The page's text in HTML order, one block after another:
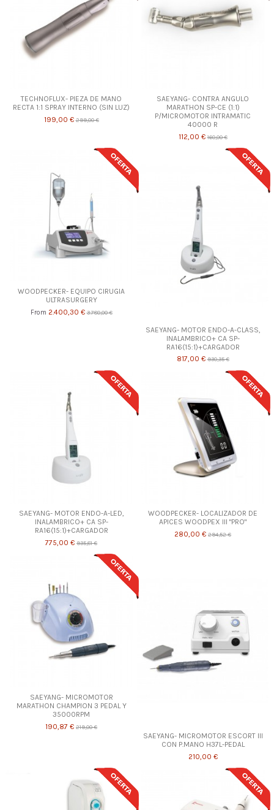
TECHNOFLUX- PIEZA DE MANO
RECTA 1:1 SPRAY INTERNO (SIN LUZ)
199,00 €299,00 €
SAEYANG- CONTRA ANGULO
MARATHON SP-CE (1:1)
P/MICROMOTOR INTRAMATIC
40000 R
112,00 €160,00 €
WOODPECKER- EQUIPO CIRUGIA
ULTRASURGERY
From 2.400,30 €3.780,00 €
SAEYANG- MOTOR ENDO-A-CLASS,
INALAMBRICO+ CA SP-
RA16(15:1)+CARGADOR
817,00 €930,35 €
SAEYANG- MOTOR ENDO-A-LED,
INALAMBRICO+ CA SP-
RA16(15:1)+CARGADOR
775,00 € 935,81 €
WOODPECKER- LOCALIZADOR DE
APICES WOODPEX III "PRO"
280,00 € 294,52 €
SAEYANG- MICROMOTOR
MARATHON CHAMPION 3 PEDAL Y
35000RPM
190,87 € 219,00 €
SAEYANG- MICROMOTOR ESCORT III
CON P.MANO H37L-PEDAL
210,00 €